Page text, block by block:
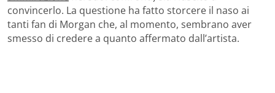
convincerlo. La questione ha fatto storcere il naso ai
tanti fan di Morgan che, al momento, sembrano aver
smesso di credere a quanto affermato dall’artista.